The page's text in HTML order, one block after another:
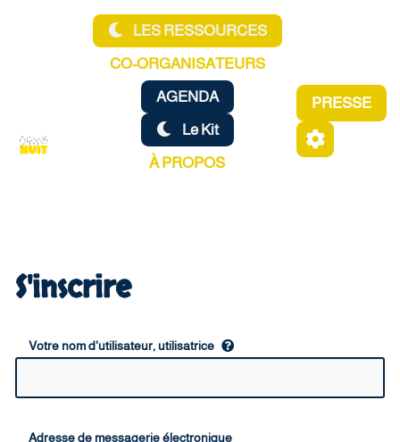
Aller au contenu principal
LES RESSOURCES
CO-ORGANISATEURS
AGENDA
Le Kit
À PROPOS
PRESSE
S'inscrire
Votre nom d'utilisateur, utilisatrice
Adresse de messagerie électronique